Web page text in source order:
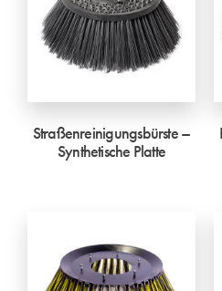
Straßenreinigungsbürste –
Synthetische Platte